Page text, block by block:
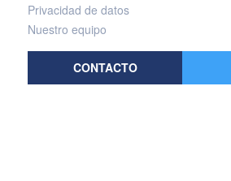
Privacidad de datos
Nuestro equipo
CONTACTO